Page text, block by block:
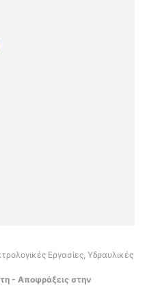
Εργασίες, Υδραυλικές
- Αποφράξεις στην